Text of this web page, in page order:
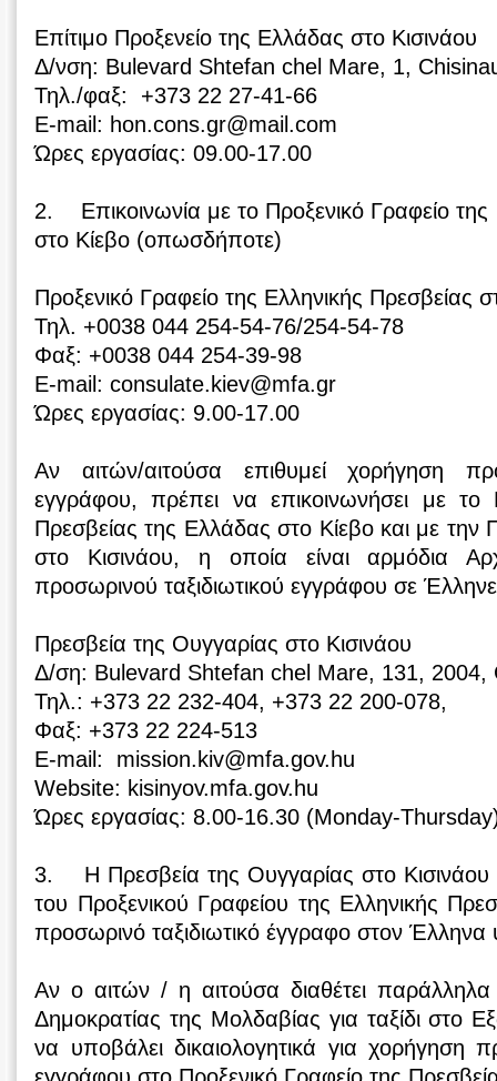
Επίτιμο Προξενείο της Ελλάδας στο Κισινάου
Δ/νση: Bulevard Shtefan chel Mare, 1,
Τηλ./φαξ: +373 22 27-41-66
E-mail: hon.cons.gr@mail.com
Ώρες εργασίας: 09.00-17.00
2. Επικοινωνία με το Προξενικό Γραφείο
στο Κίεβο (οπωσδήποτε)
Προξενικό Γραφείο της Ελληνικής Πρεσβείας
Τηλ. +0038 044 254-54-76/254-54-78
Φαξ: +0038 044 254-39-98
E-mail: consulate.kiev@mfa.gr
Ώρες εργασίας: 9.00-17.00
Αν αιτών/αιτούσα επιθυμεί χορήγηση
εγγράφου, πρέπει να επικοινωνήσει με το
Πρεσβείας της Ελλάδας στο Κίεβο και με την
στο Κισινάου, η οποία είναι αρμόδια
προσωρινού ταξιδιωτικού εγγράφου σε
Πρεσβεία της Ουγγαρίας στο Κισινάου
Δ/ση: Bulevard Shtefan chel Mare, 131, 2004,
Τηλ.: +373 22 232-404, +373 22 200-078,
Φαξ: +373 22 224-513
E-mail: mission.kiv@mfa.gov.hu
Website: kisinyov.mfa.gov.hu
Ώρες εργασίας: 8.00-16.30 (Monday-
3. Η Πρεσβεία της Ουγγαρίας στο Κισινάου
του Προξενικού Γραφείου της Ελληνικής
προσωρινό ταξιδιωτικό έγγραφο στον
Αν ο αιτών / η αιτούσα διαθέτει παράλληλα
Δημοκρατίας της Μολδαβίας για ταξίδι στο
να υποβάλει δικαιολογητικά για χορήγηση